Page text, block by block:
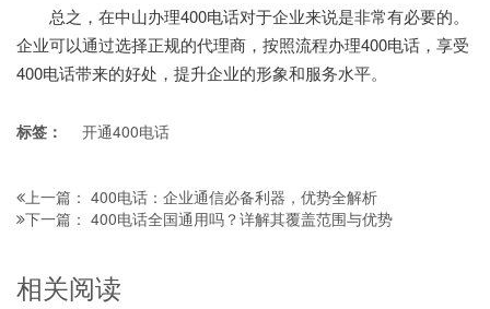
总之，在中山办理400电话对于企业来说是非常有必要的。
企业可以通过选择正规的代理商，按照流程办理400电话，享受
400电话带来的好处，提升企业的形象和服务水平。
标签： 开通400电话
上一篇： 400电话：企业通信必备利器，优势全解析
下一篇： 400电话全国通用吗？详解其覆盖范围与优势
相关阅读